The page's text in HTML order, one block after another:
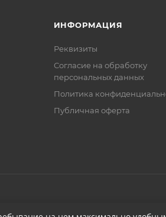
ИНФОРМАЦИЯ
Реквизиты
Соглаcие на обработку
персональных данных
Политика
Публичная оферта